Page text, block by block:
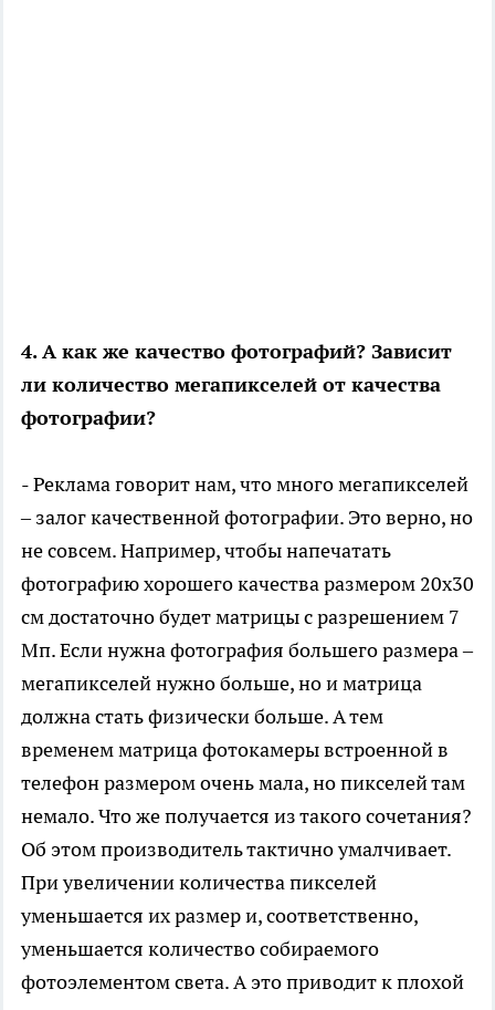
4. А как же качество фотографий? Зависит
ли количество мегапикселей от качества
фотографии?
- Реклама говорит нам, что много мегапикселей
– залог качественной фотографии. Это верно, но
не совсем. Например, чтобы напечатать
фотографию хорошего качества размером 20х30
см достаточно будет матрицы с разрешением 7
Мп. Если нужна фотография большего размера –
мегапикселей нужно больше, но и матрица
должна стать физически больше. А тем
временем матрица фотокамеры встроенной в
телефон размером очень мала, но пикселей там
немало. Что же получается из такого сочетания?
Об этом производитель тактично умалчивает.
При увеличении количества пикселей
уменьшается их размер и, соответственно,
уменьшается количество собираемого
фотоэлементом света. А это приводит к плохой